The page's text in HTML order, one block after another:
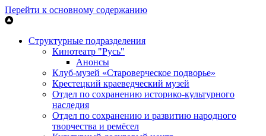
Перейти к основному содержанию
Структурные подразделения
Кинотеатр "Русь"
Анонсы
Клуб-музей «Староверческое подворье»
Крестецкий краеведческий музей
Отдел по сохранению историко-культурного
наследия
Отдел по сохранению и развитию народного
творчества и ремёсел